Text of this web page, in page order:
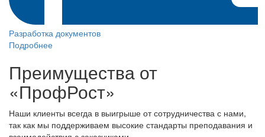
Разработка документов
Подробнее
Преимущества от
«ПрофРост»
Наши клиенты всегда в выигрыше от сотрудничества с нами,
так как мы поддерживаем высокие стандарты преподавания и